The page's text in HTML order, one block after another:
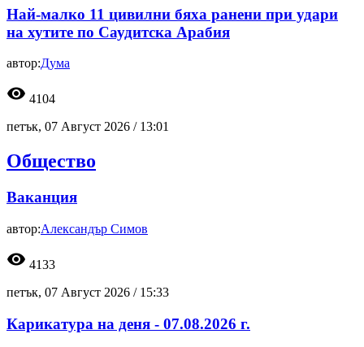
Най-малко 11 цивилни бяха ранени при удари
на хутите по Саудитска Арабия
автор:Дума
visibility 4104
петък, 07 Август 2026 / 13:01
Общество
Ваканция
автор:Александър Симов
visibility 4133
петък, 07 Август 2026 / 15:33
Карикатура на деня - 07.08.2026 г.